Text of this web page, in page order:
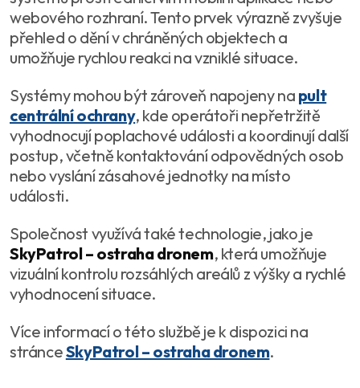
webového rozhraní. Tento prvek výrazně zvyšuje
přehled o dění v chráněných objektech a
umožňuje rychlou reakci na vzniklé situace.
Systémy mohou být zároveň napojeny na pult
centrální ochrany, kde operátoři nepřetržitě
vyhodnocují poplachové události a koordinují další
postup, včetně kontaktování odpovědných osob
nebo vyslání zásahové jednotky na místo
události.
Společnost využívá také technologie, jako je
SkyPatrol – ostraha dronem, která umožňuje
vizuální kontrolu rozsáhlých areálů z výšky a rychlé
vyhodnocení situace.
Více informací o této službě je k dispozici na
stránceSkyPatrol – ostraha dronem.